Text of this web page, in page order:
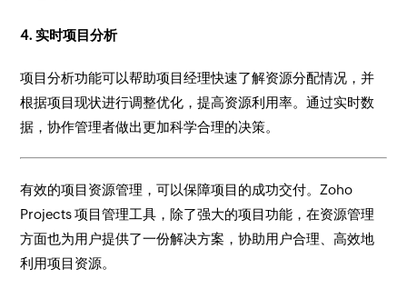
4. 实时项目分析
项目分析功能可以帮助项目经理快速了解资源分配情况，并
根据项目现状进行调整优化，提高资源利用率。通过实时数
据，协作管理者做出更加科学合理的决策。
有效的项目资源管理，可以保障项目的成功交付。Zoho
Projects 项目管理工具，除了强大的项目功能，在资源管理
方面也为用户提供了一份解决方案，协助用户合理、高效地
利用项目资源。